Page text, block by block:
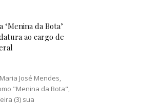
da Bota’
ao cargo de
José Mendes,
"Menina da Bota",
(3) sua